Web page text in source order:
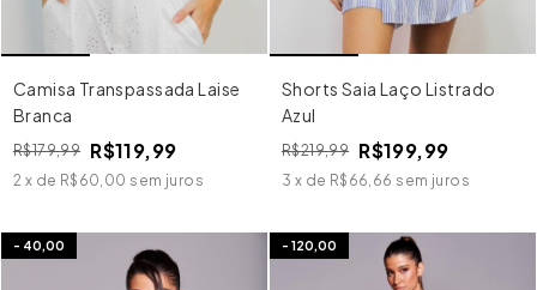
Camisa Transpassada Laise
Branca
R$179,99 R$119,99
2 x de R$60,00 sem juros
Shorts Saia Laço Listrado
Azul
R$219,99 R$199,99
3 x de R$66,66 sem juros
- 40,00 - 120,00